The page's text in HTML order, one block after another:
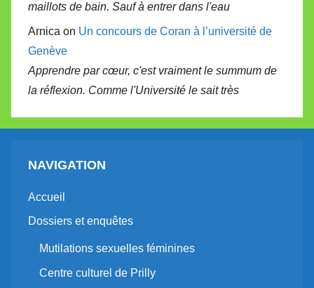
maillots de bain. Sauf à entrer dans l'eau
Arnica on Un concours de Coran à l’université de
Genève
Apprendre par cœur, c'est vraiment le summum de
la réflexion. Comme l'Université le sait très
NAVIGATION
Accueil
Dossiers et enquêtes
Mutilations sexuelles féminines
Centre culturel de Prilly